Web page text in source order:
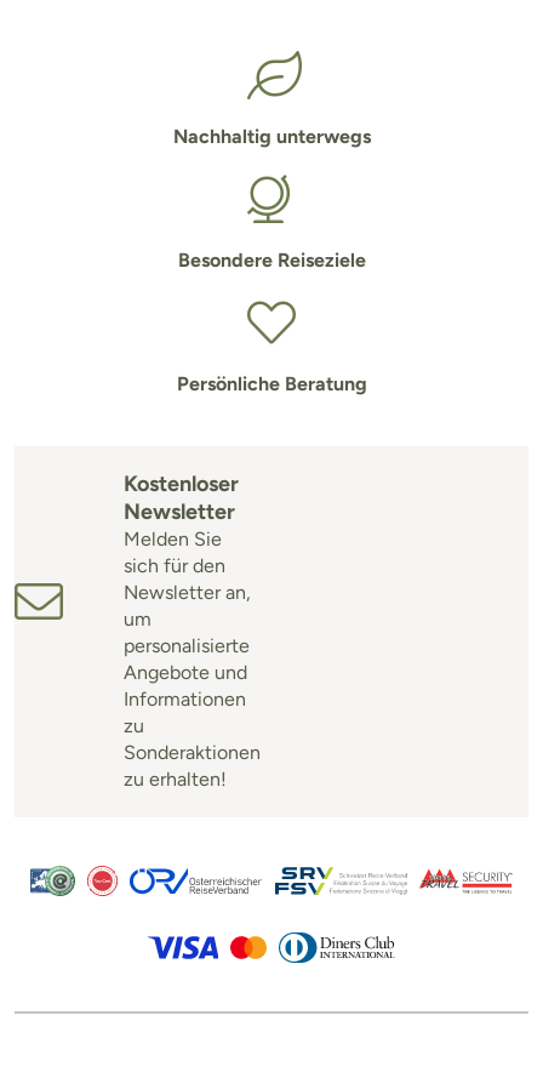
Nachhaltig unterwegs
Besondere Reiseziele
Persönliche Beratung
Kostenloser
Newsletter
Melden Sie
sich für den
Newsletter an,
um
personalisierte
Angebote und
Informationen
zu
Sonderaktionen
zu erhalten!